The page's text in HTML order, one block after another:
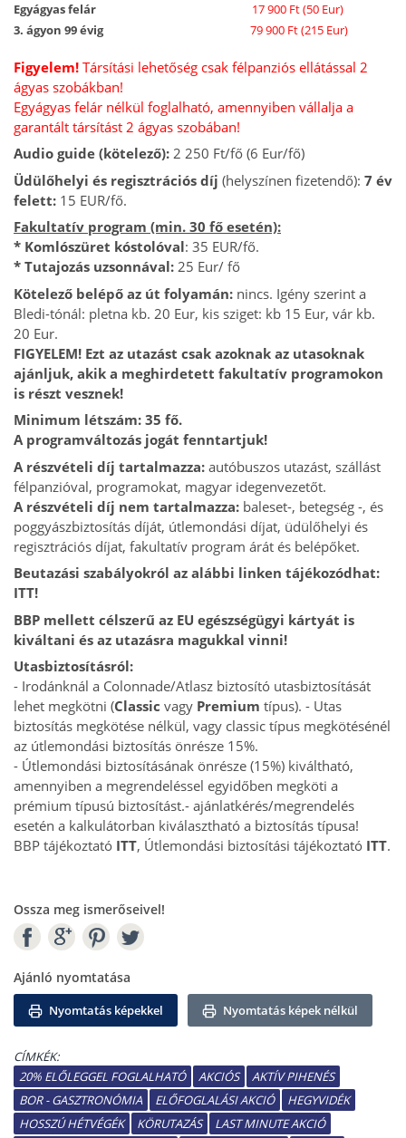
Egyágyas felár
17 900 Ft (50 Eur)
3. ágyon 99 évig
79 900 Ft (215 Eur)
Figyelem! Társítási lehetőség csak félpanziós ellátással 2
ágyas szobákban!
Egyágyas felár nélkül foglalható, amennyiben vállalja a
garantált társítást 2 ágyas szobában!
Audio guide (kötelező): 2 250 Ft/fő (6 Eur/fő)
Üdülőhelyi és regisztrációs díj (helyszínen fizetendő): 7 év
felett: 15 EUR/fő.
Fakultatív program (min. 30 fő esetén):
* Komlószüret kóstolóval: 35 EUR/fő.
* Tutajozás uzsonnával: 25 Eur/ fő
Kötelező belépő az út folyamán: nincs. Igény szerint a
Bledi-tónál: pletna kb. 20 Eur, kis sziget: kb 15 Eur, vár kb.
20 Eur.
FIGYELEM! Ezt az utazást csak azoknak az utasoknak
ajánljuk, akik a meghirdetett fakultatív programokon
is részt vesznek!
Minimum létszám: 35 fő.
A programváltozás jogát fenntartjuk!
A részvételi díj tartalmazza: autóbuszos utazást, szállást
félpanzióval, programokat, magyar idegenvezetőt.
A részvételi díj nem tartalmazza: baleset-, betegség -, és
poggyászbiztosítás díját, útlemondási díjat, üdülőhelyi és
regisztrációs díjat, fakultatív program árát és belépőket.
Beutazási szabályokról az alábbi linken tájékozódhat:
ITT!
BBP mellett célszerű az EU egészségügyi kártyát is
kiváltani és az utazásra magukkal vinni!
Utasbiztosításról:
- Irodánknál a Colonnade/Atlasz biztosító utasbiztosítását
lehet megkötni (Classic vagy Premium típus). - Utas
biztosítás megkötése nélkül, vagy classic típus megkötésénél
az útlemondási biztosítás önrésze 15%.
- Útlemondási biztosításának önrésze (15%) kiváltható,
amennyiben a megrendeléssel egyidőben megköti a
prémium típusú biztosítást.- ajánlatkérés/megrendelés
esetén a kalkulátorban kiválasztható a biztosítás típusa!
BBP tájékoztató ITT, Útlemondási biztosítási tájékoztató ITT.
Ossza meg ismerőseivel!
Ajánló nyomtatása
Nyomtatás képekkel Nyomtatás képek nélkül
CÍMKÉK:
20% ELŐLEGGEL FOGLALHATÓ
AKCIÓS
AKTÍV PIHENÉS
BOR - GASZTRONÓMIA
ELŐFOGLALÁSI AKCIÓ
HEGYVIDÉK
HOSSZÚ HÉTVÉGÉK
KÖRUTAZÁS
LAST MINUTE AKCIÓ